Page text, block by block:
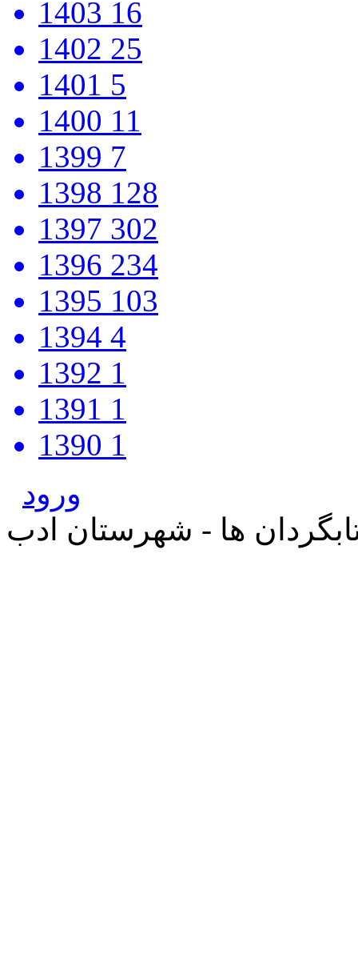
1403 16
1402 25
1401 5
1400 11
1399 7
1398 128
1397 302
1396 234
1395 103
1394 4
1392 1
1391 1
1390 1
ورود
ها - شهرستان ادب